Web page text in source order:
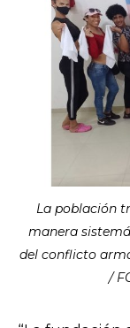
La población
manera
del conflicto
/